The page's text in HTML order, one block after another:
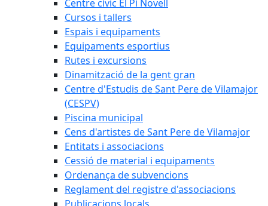
Centre cívic El Pi Novell
Cursos i tallers
Espais i equipaments
Equipaments esportius
Rutes i excursions
Dinamització de la gent gran
Centre d'Estudis de Sant Pere de Vilamajor
(CESPV)
Piscina municipal
Cens d'artistes de Sant Pere de Vilamajor
Entitats i associacions
Cessió de material i equipaments
Ordenança de subvencions
Reglament del registre d'associacions